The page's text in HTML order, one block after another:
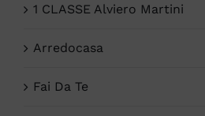
1 CLASSE Alviero Martini
Arredocasa
Fai Da Te